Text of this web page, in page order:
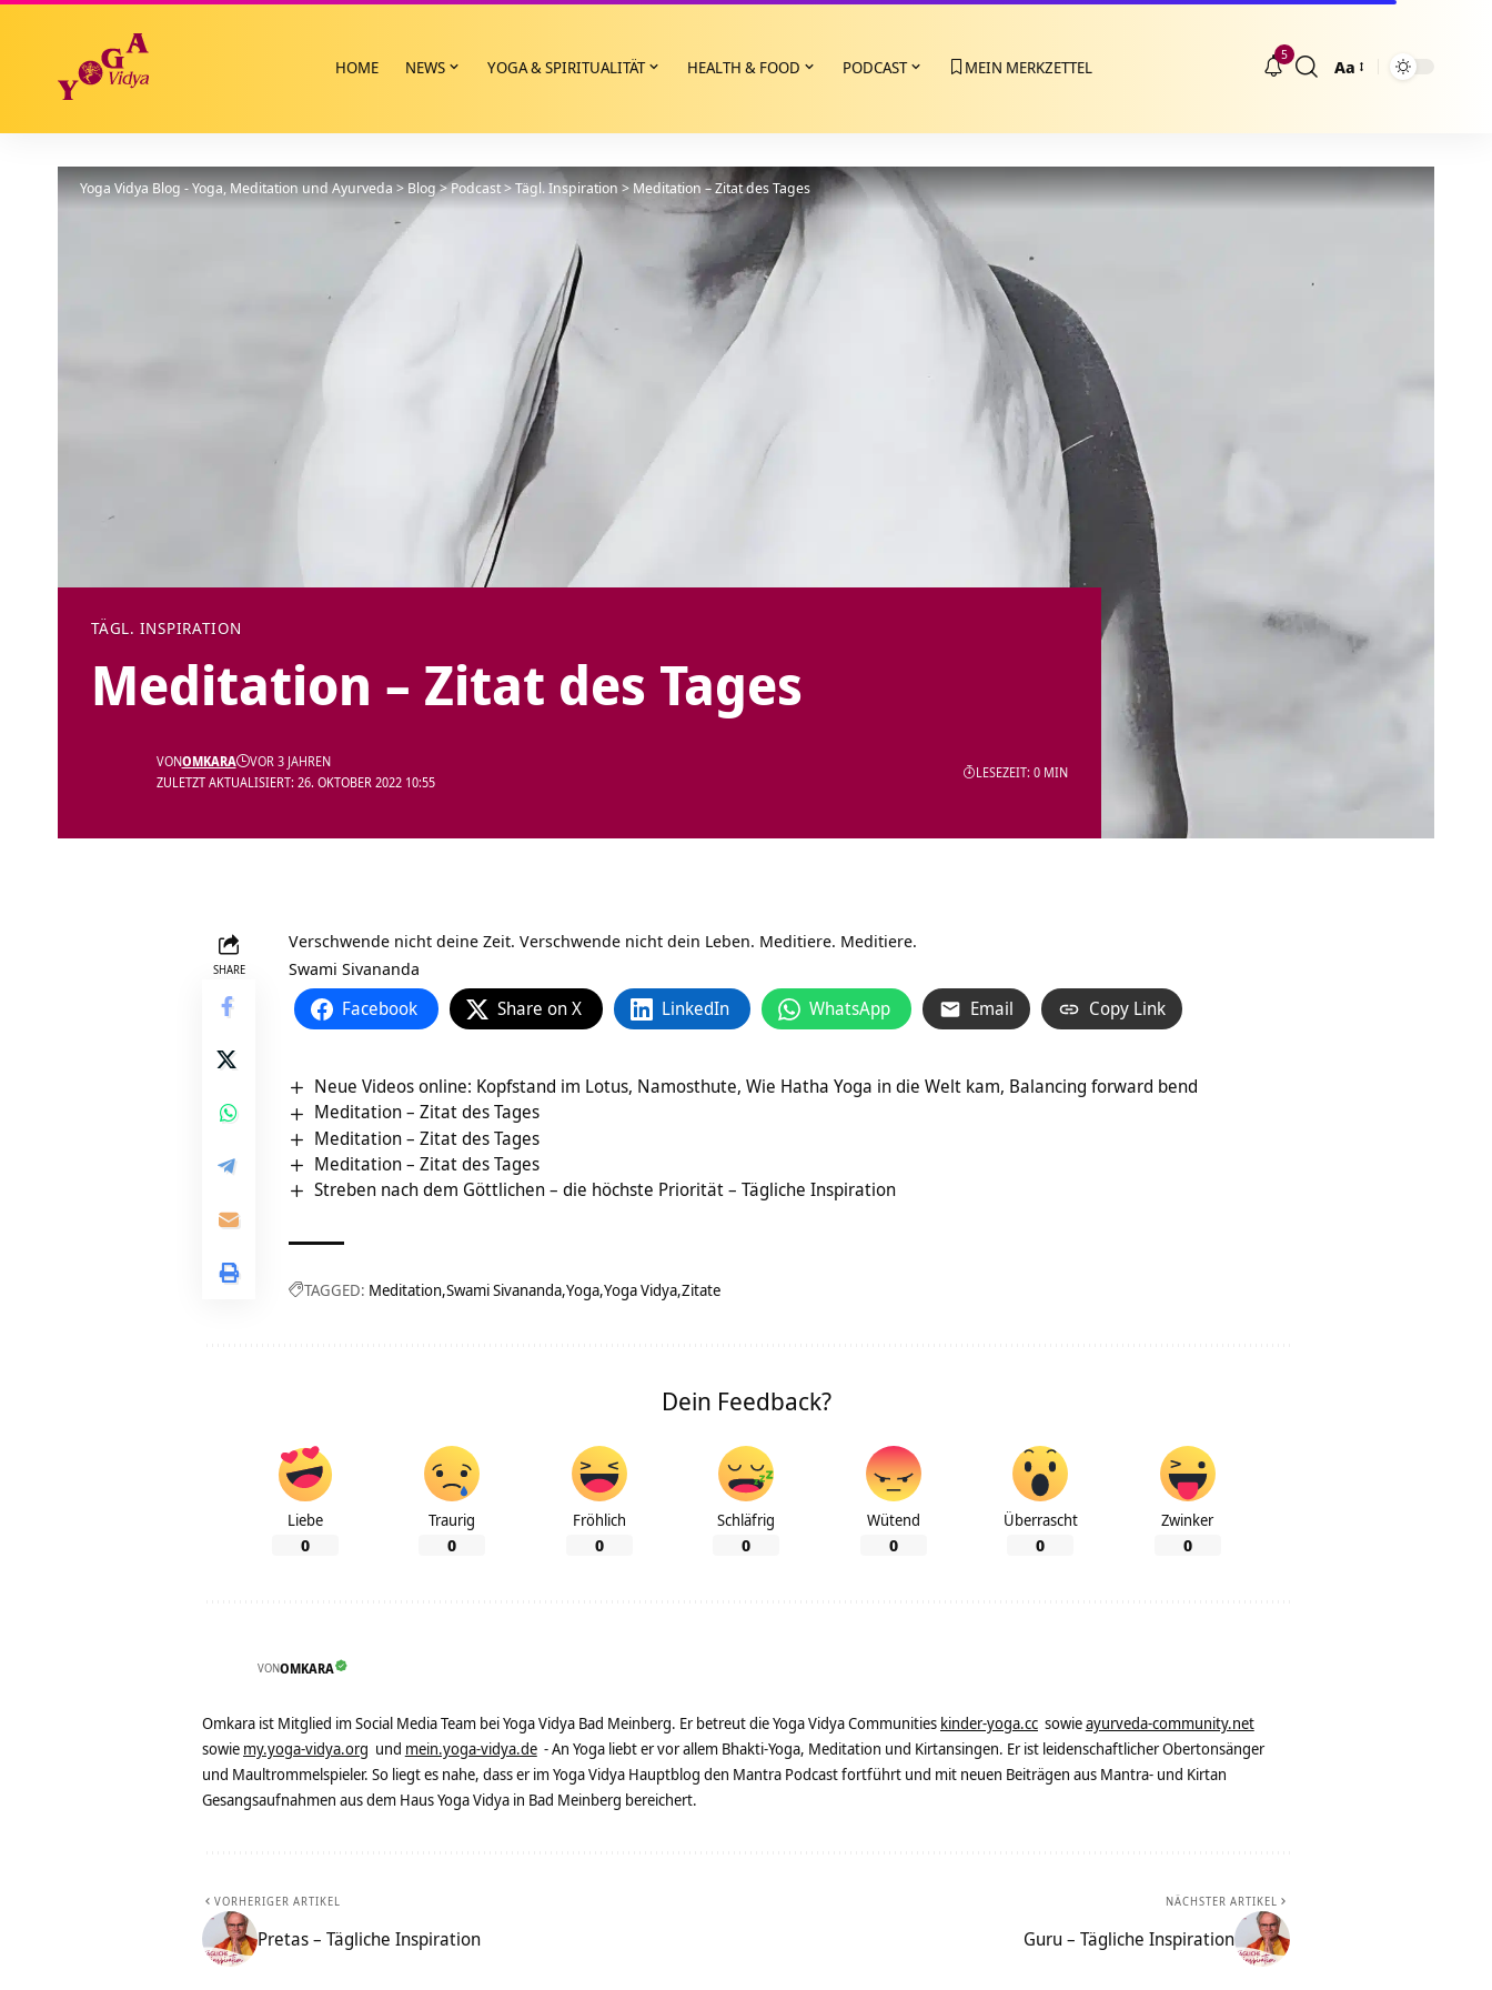
HOME NEWS YOGA & SPIRITUALITÄT HEALTH & FOOD PODCAST MEIN MERKZETTEL
5
Größenänderung
Aa
Yoga Vidya Blog - Yoga, Meditation und Ayurveda>Blog>Podcast>Tägl. Inspiration >Meditation – Zitat des Tages
TÄGL. INSPIRATION
Meditation – Zitat des Tages
ZULETZT AKTUALISIERT: 26. OKTOBER 2022 10:55
VONOMKARA VOR 3 JAHREN
LESEZEIT: 0 MIN
SHARE
Verschwende nicht deine Zeit. Verschwende nicht dein Leben. Meditiere. Meditiere.
Swami Sivananda
Facebook Share on X LinkedIn WhatsApp Email Copy Link
Neue Videos online: Kopfstand im Lotus, Namosthute, Wie Hatha Yoga in die Welt kam, Balancing forward bend
Meditation – Zitat des Tages
Meditation – Zitat des Tages
Meditation – Zitat des Tages
Streben nach dem Göttlichen – die höchste Priorität – Tägliche Inspiration
TAGGED: Meditation Swami Sivananda Yoga Yoga Vidya Zitate
Dein Feedback?
Liebe
0
Traurig
0
Fröhlich
0
Schläfrig
0
Wütend
0
Überrascht
0
Zwinker
0
VONOMKARA
Omkara ist Mitglied im Social Media Team bei Yoga Vidya Bad Meinberg. Er betreut die Yoga Vidya Communities kinder-yoga.cc sowieayurveda-community.net
sowie my.yoga-vidya.org und mein.yoga-vidya.de - An Yoga liebt er vor allem Bhakti-Yoga, Meditation und Kirtansingen. Er ist leidenschaftlicher Obertonsänger
und Maultrommelspieler. So liegt es nahe, dass er im Yoga Vidya Hauptblog den Mantra Podcast fortführt und mit neuen Beiträgen aus Mantra- und Kirtan
Gesangsaufnahmen aus dem Haus Yoga Vidya in Bad Meinberg bereichert.
VORHERIGER ARTIKEL
Pretas – Tägliche Inspiration
NÄCHSTER ARTIKEL
Guru – Tägliche Inspiration